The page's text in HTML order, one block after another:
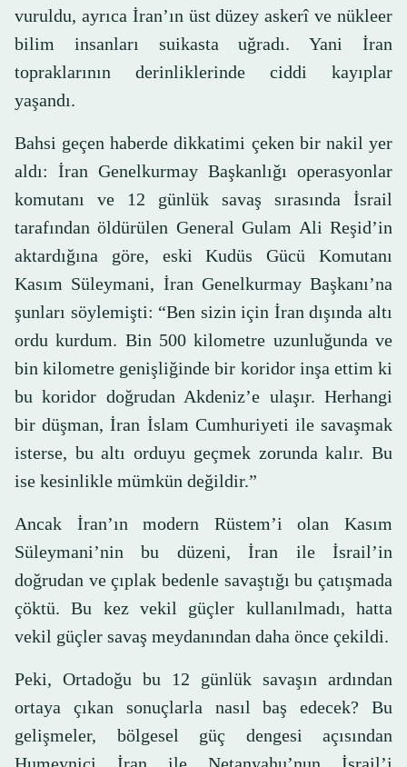
vuruldu, ayrıca İran’ın üst düzey askerî ve nükleer
bilim insanları suikasta uğradı. Yani İran
topraklarının derinliklerinde ciddi kayıplar
yaşandı.
Bahsi geçen haberde dikkatimi çeken bir nakil yer
aldı: İran Genelkurmay Başkanlığı operasyonlar
komutanı ve 12 günlük savaş sırasında İsrail
tarafından öldürülen General Gulam Ali Reşid’in
aktardığına göre, eski Kudüs Gücü Komutanı
Kasım Süleymani, İran Genelkurmay Başkanı’na
şunları söylemişti: “Ben sizin için İran dışında altı
ordu kurdum. Bin 500 kilometre uzunluğunda ve
bin kilometre genişliğinde bir koridor inşa ettim ki
bu koridor doğrudan Akdeniz’e ulaşır. Herhangi
bir düşman, İran İslam Cumhuriyeti ile savaşmak
isterse, bu altı orduyu geçmek zorunda kalır. Bu
ise kesinlikle mümkün değildir.”
Ancak İran’ın modern Rüstem’i olan Kasım
Süleymani’nin bu düzeni, İran ile İsrail’in
doğrudan ve çıplak bedenle savaştığı bu çatışmada
çöktü. Bu kez vekil güçler kullanılmadı, hatta
vekil güçler savaş meydanından daha önce çekildi.
Peki, Ortadoğu bu 12 günlük savaşın ardından
ortaya çıkan sonuçlarla nasıl baş edecek? Bu
gelişmeler, bölgesel güç dengesi açısından